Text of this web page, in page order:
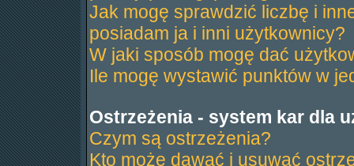
Jak mogę sprawdzić liczbę i
posiadam ja i inni użytkownicy?
W jaki sposób mogę dać
Ile mogę wystawić punktów w
Ostrzeżenia - system kar dla
Czym są ostrzeżenia?
Kto może dawać i usuwać